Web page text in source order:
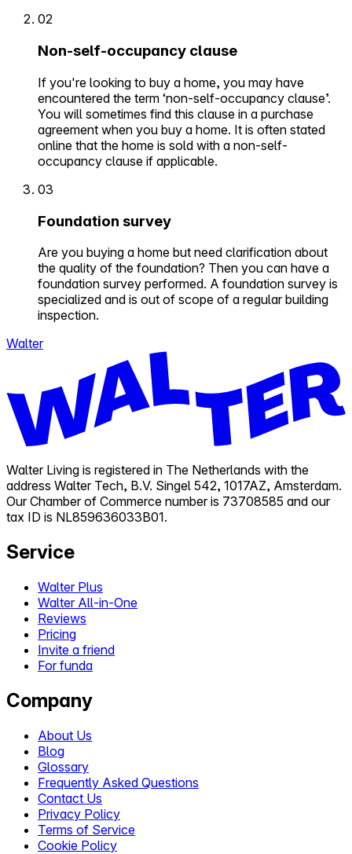
02
Non-self-occupancy clause
If you're looking to buy a home, you may have
encountered the term ‘non-self-occupancy clause’.
You will sometimes find this clause in a purchase
agreement when you buy a home. It is often stated
online that the home is sold with a non-self-
occupancy clause if applicable.
03
Foundation survey
Are you buying a home but need clarification about
the quality of the foundation? Then you can have a
foundation survey performed. A foundation survey is
specialized and is out of scope of a regular building
inspection.
Walter
Walter Living is registered in The Netherlands with the
address Walter Tech, B.V. Singel 542, 1017AZ, Amsterdam.
Our Chamber of Commerce number is 73708585 and our
tax ID is NL859636033B01.
Service
Walter Plus
Walter All-in-One
Reviews
Pricing
Invite a friend
For funda
Company
About Us
Blog
Glossary
Frequently Asked Questions
Contact Us
Privacy Policy
Terms of Service
Cookie Policy